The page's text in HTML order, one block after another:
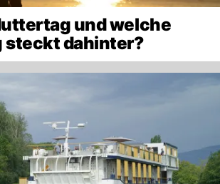
und welche
steckt dahinter?